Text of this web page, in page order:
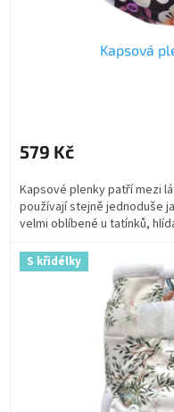
Kapsová
579 Kč
Kapsové plenky patří mezi
používají stejně jednoduše
velmi oblíbené u tatínků,
S křidélky